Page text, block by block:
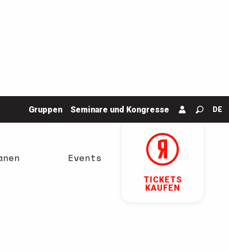
Gruppen Seminare und Kongresse
Suche
DE
TICKETS
KAUFEN
Events